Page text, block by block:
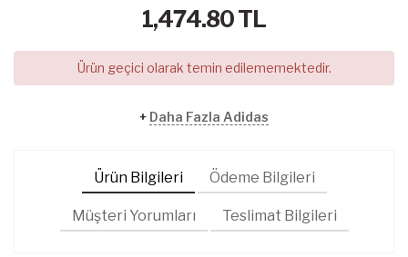
1,474.80TL
Ürün geçici olarak temin edilememektedir.
+ Daha Fazla Adidas
Ürün Bilgileri Ödeme Bilgileri
Müşteri Yorumları Teslimat Bilgileri